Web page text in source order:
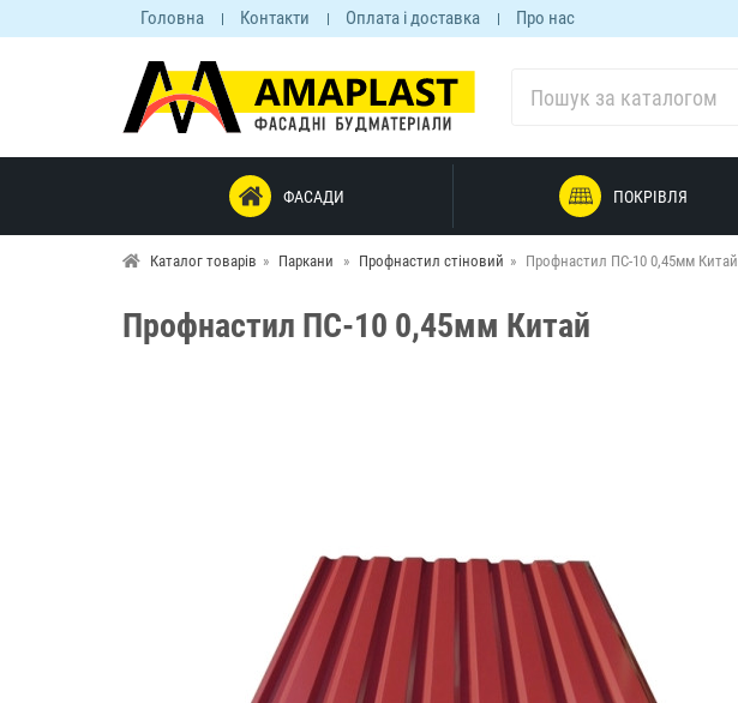
Головна Контакти Оплата і доставка Про нас
ФАСАДИ ПОКРІВЛЯ
Каталог товарів Паркани Профнастил стіновий Профнастил ПС-10 0,45мм Китай
Профнастил ПС-10 0,45мм Китай